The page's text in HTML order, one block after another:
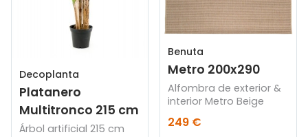
Decoplanta
Platanero
Multitronco 215 cm
Árbol artificial 215 cm
Benuta
Metro 200x290
Alfombra de exterior &
interior Metro Beige
249 €